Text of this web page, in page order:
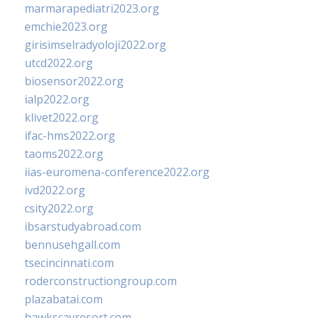
marmarapediatri2023.org
emchie2023.org
girisimselradyoloji2022.org
utcd2022.org
biosensor2022.org
ialp2022.org
klivet2022.org
ifac-hms2022.org
taoms2022.org
iias-euromena-conference2022.org
ivd2022.org
csity2022.org
ibsarstudyabroad.com
bennusehgall.com
tsecincinnati.com
roderconstructiongroup.com
plazabatai.com